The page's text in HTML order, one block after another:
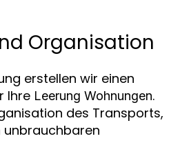
Organisation
erstellen wir einen
Ihre Leerung Wohnungen.
des Transports,
unbrauchbaren